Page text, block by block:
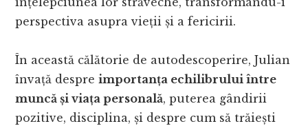
perspectiva asupra vieții și a fericirii.
În această călătorie de autodescoperire, Julian
învață despreimportanța echilibrului între
muncă și viața personală, puterea gândirii
pozitive, disciplina, și despre cum să trăiești